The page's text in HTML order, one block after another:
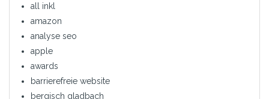
all inkl
amazon
analyse seo
apple
awards
barrierefreie website
bergisch gladbach